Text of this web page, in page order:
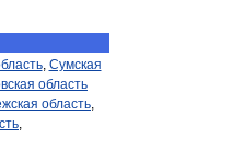
, Сумская
область
область,
,